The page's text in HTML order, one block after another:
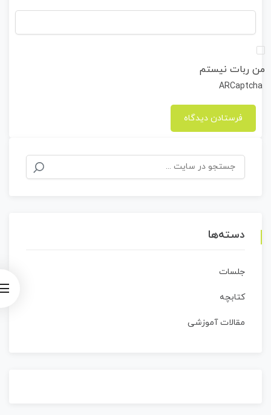
من ربات نیستم
ARCaptcha
جستجو
برای:
دسته‌ها
جلسات
کتابچه
مقالات آموزشی